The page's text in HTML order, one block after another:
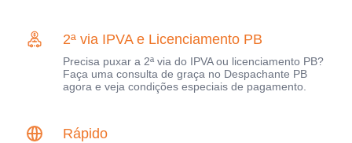
2ª via IPVA e Licenciamento PB
Precisa puxar a 2ª via do IPVA ou licenciamento PB?
Faça uma consulta de graça no Despachante PB
agora e veja condições especiais de pagamento.
Rápido